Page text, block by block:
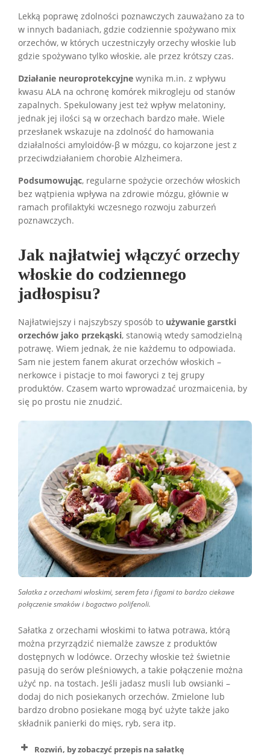
Lekką poprawę zdolności poznawczych zauważano za to
w innych badaniach, gdzie codziennie spożywano mix
orzechów, w których uczestniczyły orzechy włoskie lub
gdzie spożywano tylko włoskie, ale przez krótszy czas.
Działanie neuroprotekcyjne wynika m.in. z wpływu
kwasu ALA na ochronę komórek mikrogleju od stanów
zapalnych. Spekulowany jest też wpływ melatoniny,
jednak jej ilości są w orzechach bardzo małe. Wiele
przesłanek wskazuje na zdolność do hamowania
działalności amyloidów-β w mózgu, co kojarzone jest z
przeciwdziałaniem chorobie Alzheimera.
Podsumowując, regularne spożycie orzechów włoskich
bez wątpienia wpływa na zdrowie mózgu, głównie w
ramach profilaktyki wczesnego rozwoju zaburzeń
poznawczych.
Jak najłatwiej włączyć orzechy
włoskie do codziennego
jadłospisu?
Najłatwiejszy i najszybszy sposób to używanie garstki
orzechów jako przekąski, stanowią wtedy samodzielną
potrawę. Wiem jednak, że nie każdemu to odpowiada.
Sam nie jestem fanem akurat orzechów włoskich –
nerkowce i pistacje to moi faworyci z tej grupy
produktów. Czasem warto wprowadzać urozmaicenia, by
się po prostu nie znudzić.
Sałatka z orzechami włoskimi, serem feta i figami to bardzo ciekawe
połączenie smaków i bogactwo polifenoli.
Sałatka z orzechami włoskimi to łatwa potrawa, którą
można przyrządzić niemalże zawsze z produktów
dostępnych w lodówce. Orzechy włoskie też świetnie
pasują do serów pleśniowych, a takie połączenie można
użyć np. na tostach. Jeśli jadasz musli lub owsianki –
dodaj do nich posiekanych orzechów. Zmielone lub
bardzo drobno posiekane mogą być użyte także jako
składnik panierki do mięs, ryb, sera itp.
Rozwiń, by zobaczyć przepis na sałatkę